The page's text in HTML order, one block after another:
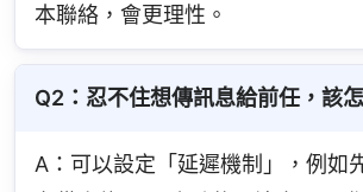
本聯絡，會更理性。
Q2：忍不住想傳訊息給前任，該
A：可以設定「延遲機制」，例如